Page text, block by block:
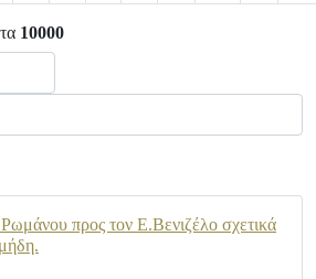
10000
προς τον Ε.Βενιζέλο σχετικά